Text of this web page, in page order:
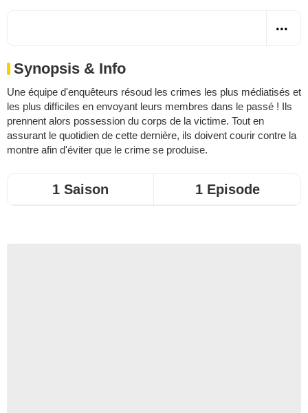
Synopsis & Info
Une équipe d'enquêteurs résoud les crimes les plus médiatisés et
les plus difficiles en envoyant leurs membres dans le passé ! Ils
prennent alors possession du corps de la victime. Tout en
assurant le quotidien de cette dernière, ils doivent courir contre la
montre afin d'éviter que le crime se produise.
1 Saison 1 Episode